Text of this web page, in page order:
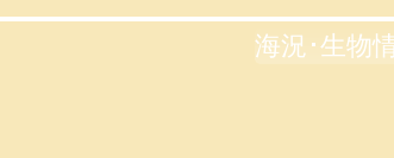
海況･生物